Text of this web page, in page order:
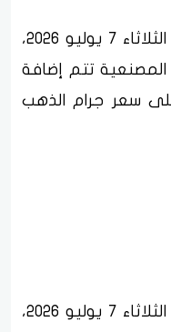
سجل سعر الذهب عيار 21 اليوم الثلاثاء 7 يوليو 2026،
المصنعية تتم إضافة
زيادة على سعر جرام الذهب
سجل سعر الذهب عيار 18 اليوم الثلاثاء 7 يوليو 2026،